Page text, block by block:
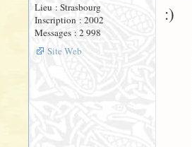
Lieu : Strasbourg
Inscription : 2002
Messages : 2 998
Site Web
:)